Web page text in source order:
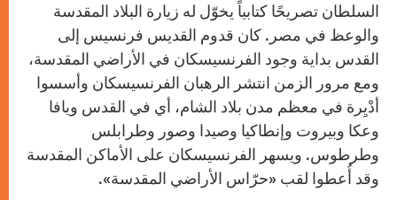
السلطان تصريحًا كتابياً يخوّل له زيارة البلاد المقدسة
والوعظ في مصر. كان قدوم القديس فرنسيس إلى
القدس بداية وجود الفرنسيسكان في الأراضي المقدسة،
ومع مرور الزمن انتشر الرهبان الفرنسيسكان وأسسوا
أدْيِرة في معظم مدن بلاد الشام، أي في القدس ويافا
وعكا وبيروت وإنطاكيا وصيدا وصور وطرابلس
وطرطوس. ويسهر الفرنسيسكان على الأماكن المقدسة
وقد أُعطوا لقب «حرّاس الأراضي المقدسة».